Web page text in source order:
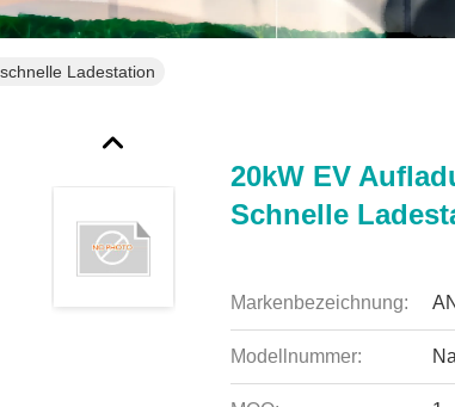
Ladestation
20kW EV
Schnelle
Markenbezeichnung:
Modellnummer: